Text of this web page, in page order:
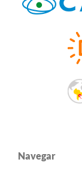
Navegar